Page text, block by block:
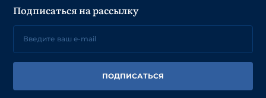
Подписаться на рассылку
ПОДПИСАТЬСЯ